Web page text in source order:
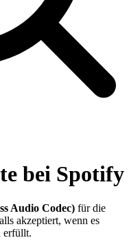
bei Spotify
Audio Codec) für die
akzeptiert, wenn es
erfüllt.